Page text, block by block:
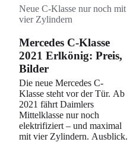
Neue C-Klasse nur noch mit
vier Zylindern
Mercedes C-Klasse
2021 Erlkönig: Preis,
Bilder
Die neue Mercedes C-
Klasse steht vor der Tür. Ab
2021 fährt Daimlers
Mittelklasse nur noch
elektrifiziert – und maximal
mit vier Zylindern. Ausblick.